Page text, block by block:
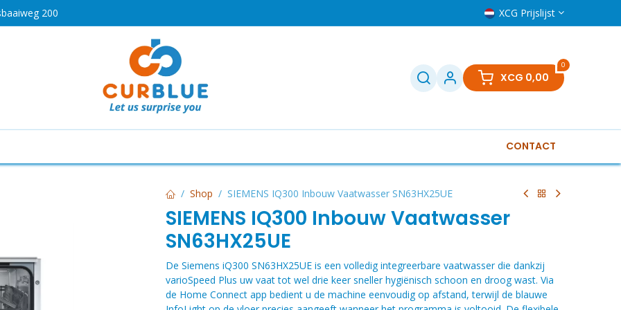
200 XCG Prijslijst
0
XCG 0,00
HOT
Boilers
CONTACT
Shop SIEMENS IQ300 Inbouw Vaatwasser SN63HX25UE
SIEMENS IQ300 Inbouw Vaatwasser
SN63HX25UE
De Siemens iQ300 SN63HX25UE is een volledig integreerbare vaatwasser die dankzij
varioSpeed Plus uw vaat tot wel drie keer sneller hygiënisch schoon en droog wast. Via
de Home Connect app bedient u de machine eenvoudig op afstand, terwijl de blauwe